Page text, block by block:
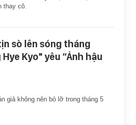
thay cô.
sò lên sóng tháng
Kyo" yêu “Ảnh hậu
giả không nên bỏ lỡ trong tháng 5